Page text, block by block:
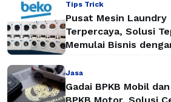
Tips Trick
Pusat Mesin Laundry
Terpercaya, Solusi
Memulai Bisnis
Jasa
Gadai BPKB Mobil